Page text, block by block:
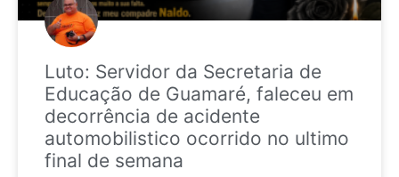
Luto: Servidor da Secretaria de
Educação de Guamaré, faleceu em
decorrência de acidente
automobilistico ocorrido no ultimo
final de semana